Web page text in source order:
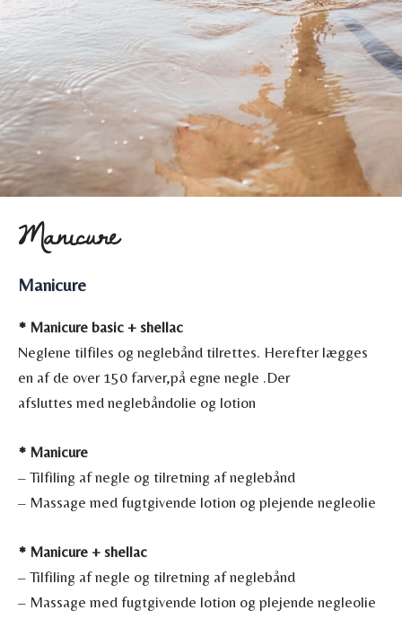
Manicure
Manicure
* Manicure basic + shellac
Neglene tilfiles og neglebånd tilrettes. Herefter lægges
en af de over 150 farver,på egne negle .Der
afsluttes med neglebåndolie og lotion
* Manicure
– Tilfiling af negle og tilretning af neglebånd
– Massage med fugtgivende lotion og plejende negleolie
* Manicure + shellac
– Tilfiling af negle og tilretning af neglebånd
– Massage med fugtgivende lotion og plejende negleolie